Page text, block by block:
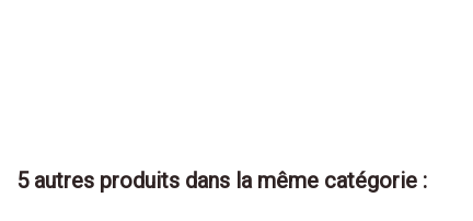
5 autres produits dans la même catégorie :